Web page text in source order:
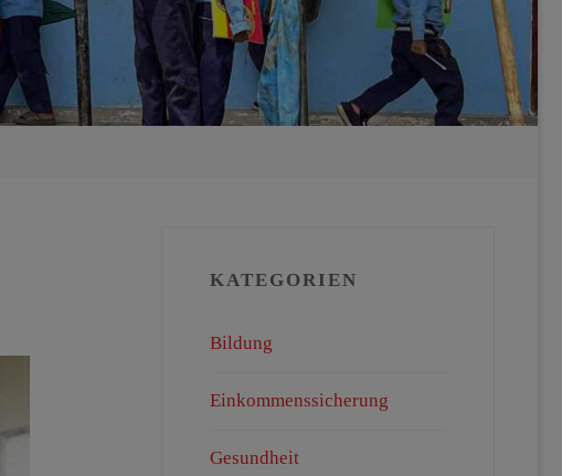
KATEGORIEN
Bildung
Einkommenssicherung
Gesundheit